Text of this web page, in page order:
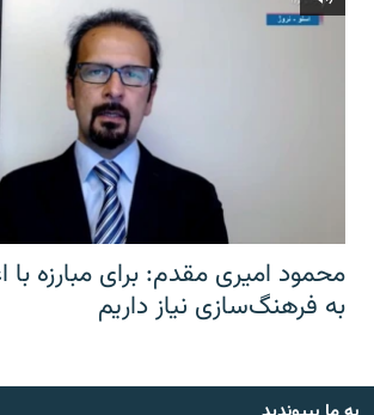
محمود امیری مقدم: برای مبارزه با
به فرهنگ‌سازی نیاز داریم